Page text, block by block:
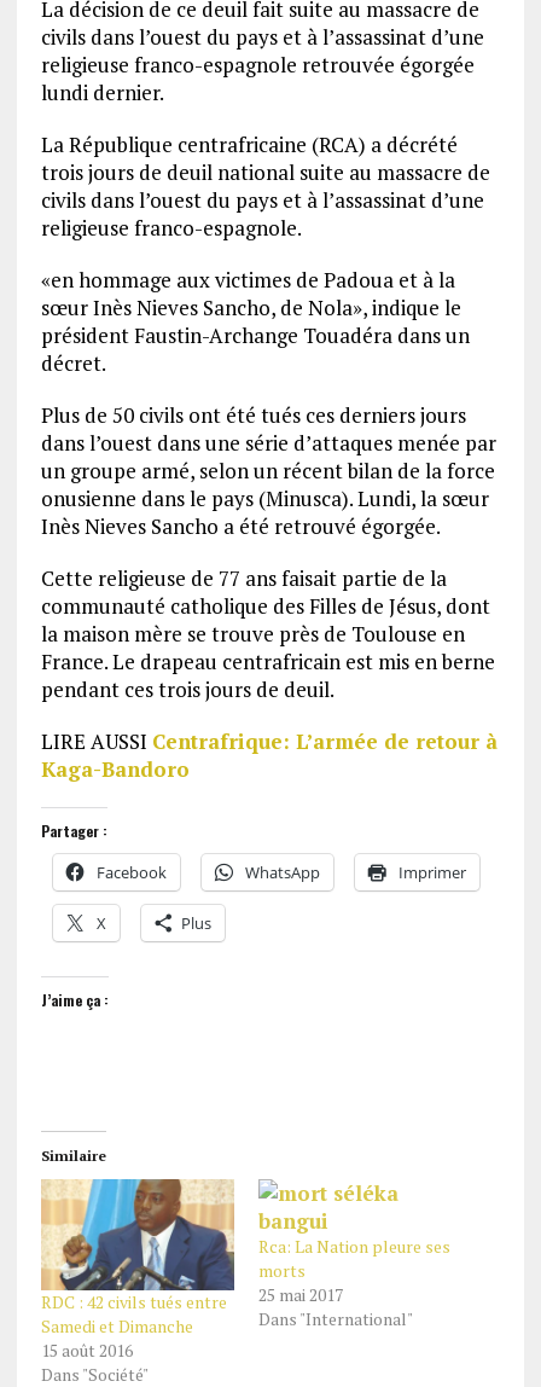
La décision de ce deuil fait suite au massacre de
civils dans l’ouest du pays et à l’assassinat d’une
religieuse franco-espagnole retrouvée égorgée
lundi dernier.
La République centrafricaine (RCA) a décrété
trois jours de deuil national suite au massacre de
civils dans l’ouest du pays et à l’assassinat d’une
religieuse franco-espagnole.
«en hommage aux victimes de Padoua et à la
sœur Inès Nieves Sancho, de Nola», indique le
président Faustin-Archange Touadéra dans un
décret.
Plus de 50 civils ont été tués ces derniers jours
dans l’ouest dans une série d’attaques menée par
un groupe armé, selon un récent bilan de la force
onusienne dans le pays (Minusca). Lundi, la sœur
Inès Nieves Sancho a été retrouvé égorgée.
Cette religieuse de 77 ans faisait partie de la
communauté catholique des Filles de Jésus, dont
la maison mère se trouve près de Toulouse en
France. Le drapeau centrafricain est mis en berne
pendant ces trois jours de deuil.
LIRE AUSSI Centrafrique: L’armée de retour à
Kaga-Bandoro
Partager :
Facebook WhatsApp Imprimer
X Plus
J’aime ça :
Similaire
RDC : 42 civils tués entre
Samedi et Dimanche
15 août 2016
Dans "Société"
Rca: La Nation pleure ses
morts
25 mai 2017
Dans "International"